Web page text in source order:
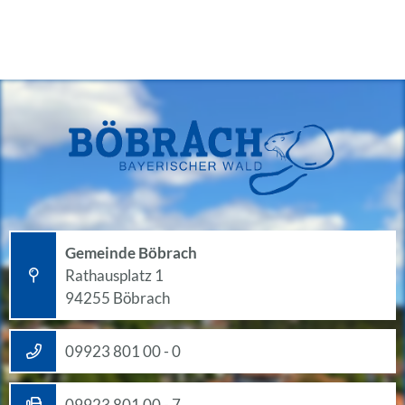
Gemeinde Böbrach
Rathausplatz 1
94255 Böbrach
09923 801 00 - 0